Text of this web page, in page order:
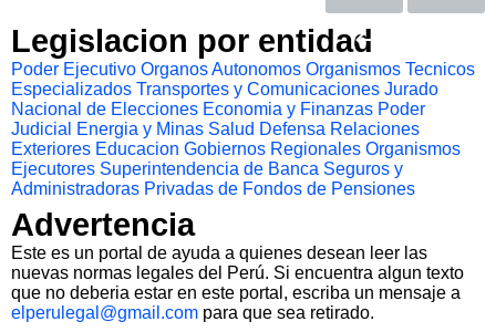
Legislacion por entidad
Poder Ejecutivo Organos Autonomos Organismos Tecnicos
Especializados Transportes y Comunicaciones Jurado
Nacional de Elecciones Economia y Finanzas Poder
Judicial
Energia y Minas Salud Defensa Relaciones
Exteriores Educacion Gobiernos Regionales Organismos
Ejecutores Superintendencia de Banca Seguros y
Administradoras Privadas de Fondos de Pensiones
Advertencia
Este es un portal de ayuda a quienes desean leer las
nuevas normas legales del Perú. Si encuentra algun texto
que no deberia estar en este portal, escriba un mensaje a
elperulegal@gmail.com para que sea retirado.